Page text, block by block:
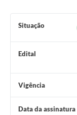
Situação
Edital
Vigência
Data da assinatura